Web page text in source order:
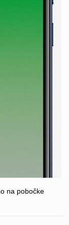
na pobočke